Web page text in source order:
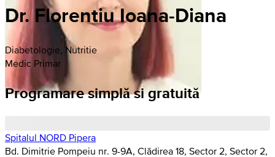
Dr. Florentiu Ioana-Diana
Diabetologie, Nutritie
Medic Primar
Programare simplă si gratuită
Spitalul NORD Pipera
Bd. Dimitrie Pompeiu nr. 9-9A, Clădirea 18, Sector 2, Sector 2,